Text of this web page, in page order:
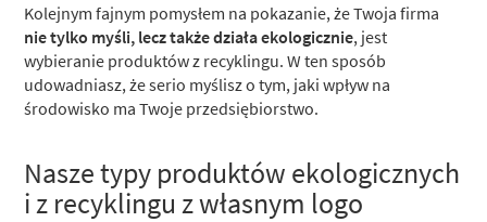
Kolejnym fajnym pomysłem na pokazanie, że Twoja firma
nie tylko myśli, lecz także działa ekologicznie, jest
wybieranie produktów z recyklingu. W ten sposób
udowadniasz, że serio myślisz o tym, jaki wpływ na
środowisko ma Twoje przedsiębiorstwo.
Nasze typy produktów ekologicznych
i z recyklingu z własnym logo